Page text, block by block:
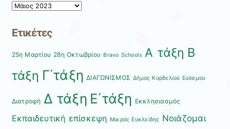
Ιστορικό
Ετικέτες
25η Μαρτίου 28η Οκτωβρίου Bravo Schools Α τάξη Β
τάξη Γ΄τάξη ΔΙΑΓΩΝΙΣΜΟΣ Δήμος Κορδελιού Ευόσμου
Διατροφή Δ τάξη Ε΄τάξη Εκκλησιασμός
Εκπαιδευτική επίσκεψη Μικρός Ευκλείδης Νοιάζομαι